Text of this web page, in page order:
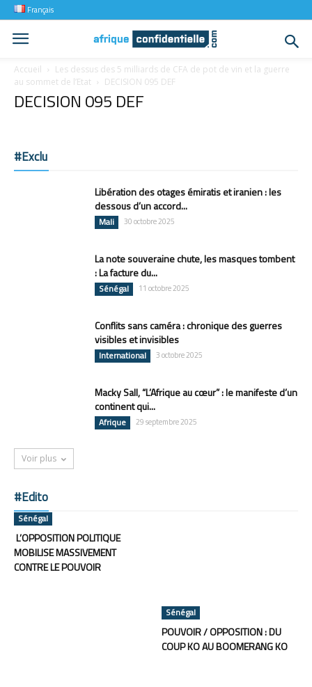
Français
Accueil
Les dessus des 5 milliards de CFA de pot de vin et la guerre
au sommet de l’Etat
DECISION 095 DEF
DECISION 095 DEF
#Exclu
Libération des otages émiratis et iranien : les
dessous d’un accord...
Mali 30 octobre 2025
La note souveraine chute, les masques tombent
: La facture du...
Sénégal 11 octobre 2025
Conflits sans caméra : chronique des guerres
visibles et invisibles
International 3 octobre 2025
Macky Sall, “L’Afrique au cœur” : le manifeste d’un
continent qui...
Afrique 29 septembre 2025
Voir plus
#Edito
Sénégal
L’OPPOSITION POLITIQUE
MOBILISE MASSIVEMENT
CONTRE LE POUVOIR
Sénégal
POUVOIR / OPPOSITION : DU
COUP KO AU BOOMERANG KO